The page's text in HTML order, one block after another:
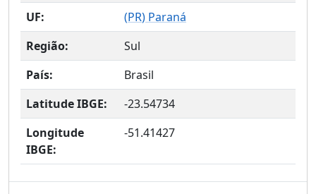
UF: (PR) Paraná
Região:
Sul
País:
Brasil
Latitude IBGE:
-23.54734
Longitude
IBGE:
-51.41427